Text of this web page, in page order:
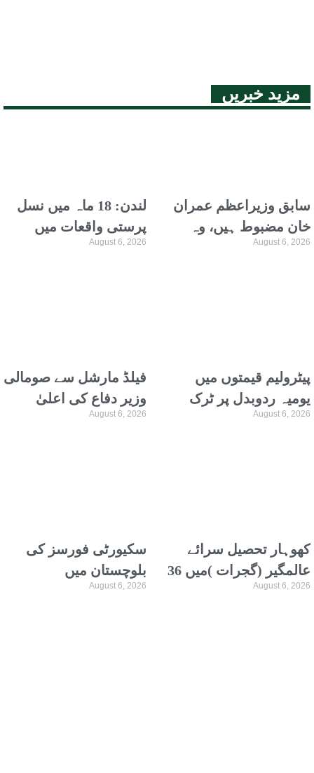
مزید خبریں
لندن: 18 ماہ میں نسل
پرستی واقعات میں
نمایاں اضافہ، نیشنل
August 6, 2026
سابق وزیراعظم عمران
خان مضبوط ہیں، وہ
ترجمہ و تفسیر قرآن
August 6, 2026
فیلڈ مارشل سے صومالی
وزیر دفاع کی اعلیٰ
سطح وفد کیساتھ
August 6, 2026
پیٹرولیم قیمتوں میں
یومیہ ردوبدل پر ٹرک
نہیں چلاسکتے، گڈز
August 6, 2026
سکیورٹی فورسز کی
بلوچستان میں
August 6, 2026
کھوہار تحصیل سرائے
عالمگیر (گجرات )میں 36
ویں سالانہ عظیم الشان
August 6, 2026